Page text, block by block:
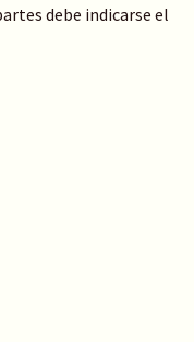
debe indicarse el